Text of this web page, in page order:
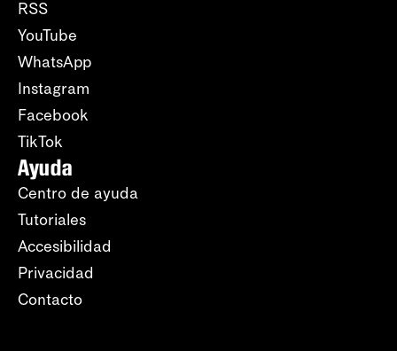
RSS
YouTube
WhatsApp
Instagram
Facebook
TikTok
Ayuda
Centro de ayuda
Tutoriales
Accesibilidad
Privacidad
Contacto